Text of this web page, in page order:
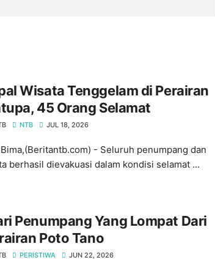
Wisata Tenggelam di Perairan
45 Orang Selamat
NTB JUL 18, 2026
- Seluruh penumpang dan
berhasil dievakuasi dalam kondisi selamat ...
Penumpang Yang Lompat Dari
Poto Tano
PERISTIWA JUN 22, 2026